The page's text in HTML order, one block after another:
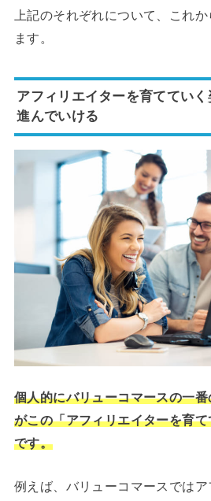
上記のそれぞれについて、これ
ます。
アフィリエイターを育ててい
進んでいける
個人的にバリューコマースの一
がこの「アフィリエイターを育
です。
例えば、バリューコマースでは